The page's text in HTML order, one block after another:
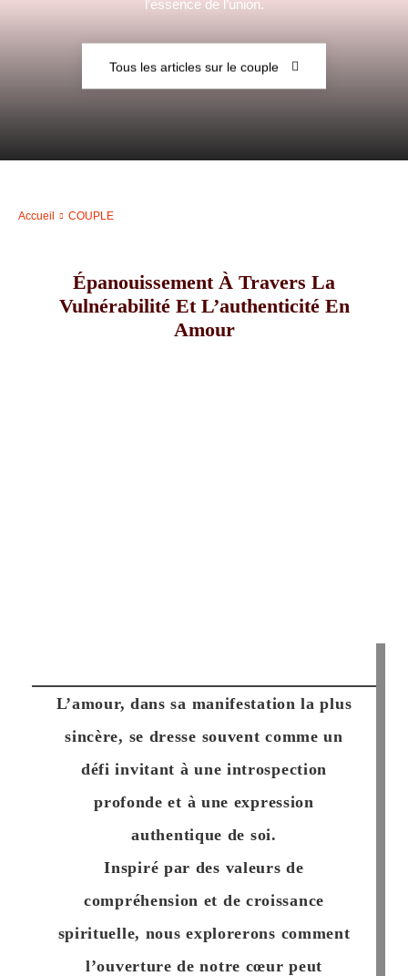
–
l’essence de l’union.
Tous les articles sur le couple
Accueil COUPLE
Épanouissement À Travers La
Vulnérabilité Et L’authenticité En
Amour
L’amour, dans sa manifestation la plus
sincère, se dresse souvent comme un
défi invitant à une introspection
profonde et à une expression
authentique de soi.
Inspiré par des valeurs de
compréhension et de croissance
spirituelle, nous explorerons comment
l’ouverture de notre cœur peut